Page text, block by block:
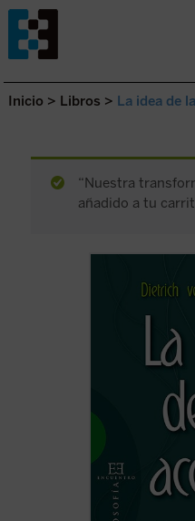
Saltar al contenido.
Inicio > Libros > La idea de
“Nuestra
añadido a tu